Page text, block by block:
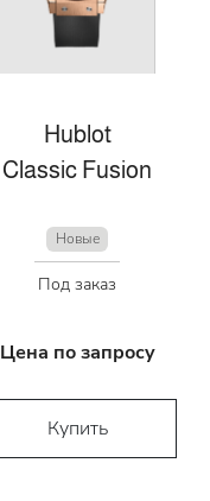
Hublot
Classic Fusion
Новые
Под заказ
Цена по запросу
Купить